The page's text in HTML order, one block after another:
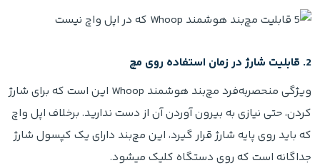
2. قابلیت شارژ در زمان استفاده روی مچ
ویژگی منحصر‌به‌فرد مچ‌بند هوشمند Whoop این است که برای شارژ
کردن، حتی نیازی به بیرون آوردن آن از دست ندارید. برخلاف اپل واچ
که باید روی پایه شارژ قرار گیرد، این مچ‌بند دارای یک کپسول شارژ
جداگانه است که روی دستگاه کلیک میشود.